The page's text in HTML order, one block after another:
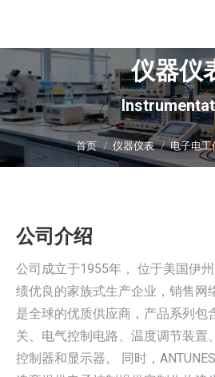
仪器仪
你在这里：
首页 仪器仪表 电子电工
公司介绍
公司成立于1955年， 位于美国伊
绩优良的家族式生产企业，销售网
是全球的优质供应商，产品系列包
关、电气控制电路、温度调节装置
控制器和显示器。 同时，